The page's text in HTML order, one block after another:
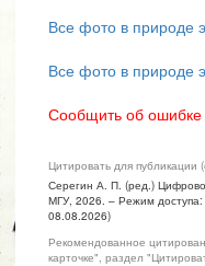
Все фото в природе
Все фото в природе
Сообщить об ошибке
Цитировать для публикации
Серегин А. П. (ред.)
МГУ, 2026. – Режим
08.08.2026)
Рекомендованное
карточке", раздел